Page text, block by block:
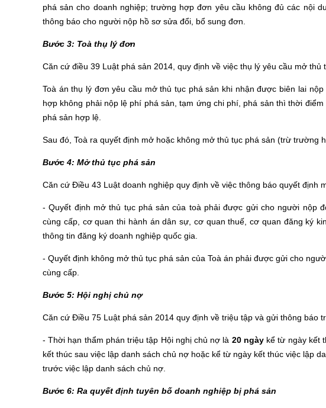
phá sản cho doanh nghiệp; trường hợp đơn yêu cầu không đủ các nội
thông báo cho người nộp hồ sơ sửa đổi, bổ sung đơn.
Bước 3: Toà thụ lý đơn
Căn cứ điều 39 Luật phá sản 2014, quy định về việc thụ lý yêu cầu mở thủ
Toà án thụ lý đơn yêu cầu mở thủ tục phá sản khi nhận được biên lai
hợp không phải nộp lệ phí phá sản, tạm ứng chi phí, phá sản thì thời
phá sản hợp lệ.
Sau đó, Toà ra quyết định mở hoặc không mở thủ tục phá sản (trừ trường
Bước 4: Mở thủ tục phá sản
Căn cứ Điều 43 Luật doanh nghiệp quy định về việc thông báo quyết định
- Quyết định mở thủ tục phá sản của toà phải được gửi cho người nộp
cùng cấp, cơ quan thi hành án dân sự, cơ quan thuế, cơ quan đăng ký
thông tin đăng ký doanh nghiệp quốc gia.
- Quyết định không mở thủ tục phá sản của Toà án phải được gửi cho
cùng cấp.
Bước 5: Hội nghị chủ nợ
Căn cứ Điều 75 Luật phá sản 2014 quy định về triệu tập và gửi thông báo
- Thời hạn thẩm phán triệu tập Hội nghị chủ nợ là 20 ngàykể từ ngày kết
kết thúc sau việc lập danh sách chủ nợ hoặc kể từ ngày kết thúc việc lập
trước việc lập danh sách chủ nợ.
Bước 6: Ra quyết định tuyên bố doanh nghiệp bị phá sản